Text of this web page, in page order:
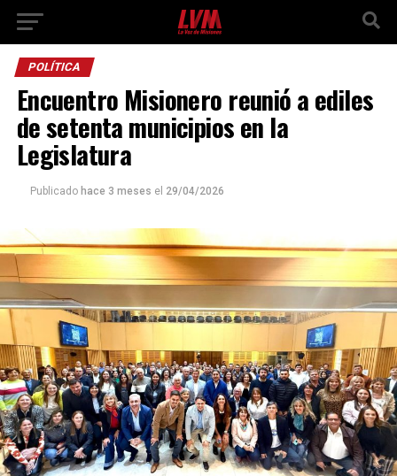
POLÍTICA
Encuentro Misionero reunió a ediles
de setenta municipios en la
Legislatura
Publicado hace 3 meses el 29/04/2026